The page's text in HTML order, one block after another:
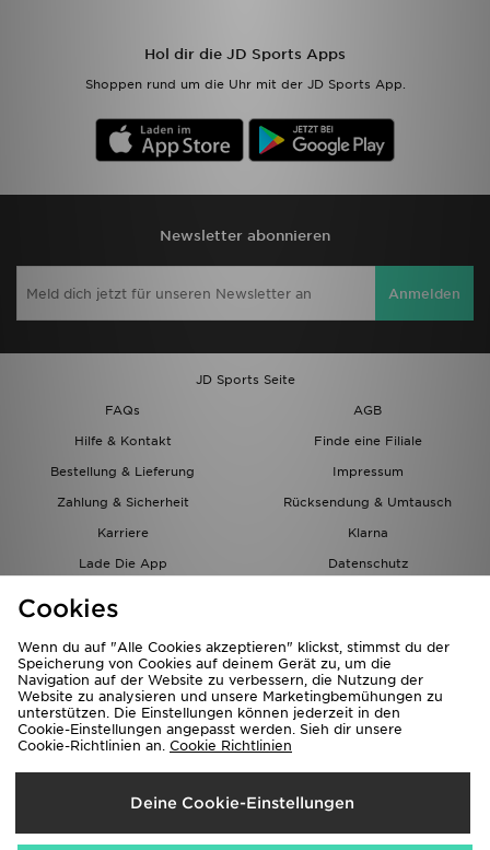
Hol dir die JD Sports Apps
Shoppen rund um die Uhr mit der JD Sports App.
Newsletter abonnieren
Anmelden
JD Sports Seite
FAQs
AGB
Hilfe & Kontakt
Finde eine Filiale
Bestellung & Lieferung
Impressum
Zahlung & Sicherheit
Rücksendung & Umtausch
Karriere
Klarna
Lade Die App
Datenschutz
Lieferung Nach
Österreich
Cookies
Wenn du auf "Alle Cookies akzeptieren" klickst, stimmst du der
Speicherung von Cookies auf deinem Gerät zu, um die
Navigation auf der Website zu verbessern, die Nutzung der
Website zu analysieren und unsere Marketingbemühungen zu
unterstützen. Die Einstellungen können jederzeit in den
Cookie-Einstellungen angepasst werden. Sieh dir unsere
Cookie-Richtlinien an. Cookie Richtlinien
Deine Cookie-Einstellungen